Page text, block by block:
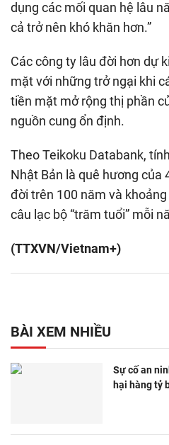
dụng các mối quan hệ lâu
cả trở nên khó khăn hơn.”
Các công ty lâu đời hơn dự
mặt với những trở ngại khi
tiền mặt mở rộng thị phần
nguồn cung ổn định.
Theo Teikoku Databank,
Nhật Bản là quê hương của
đời trên 100 năm và
câu lạc bộ “trăm tuổi” mỗi
(TTXVN/Vietnam+)
BÀI XEM NHIỀU
Sự cố an
hại hàng tỷ